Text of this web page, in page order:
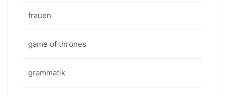
frauen
game of thrones
grammatik